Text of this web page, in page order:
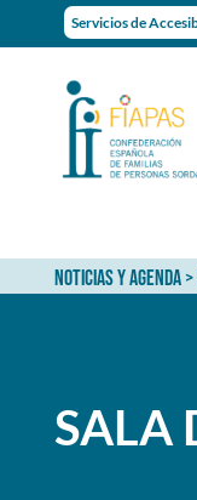
Servicios de
NOTICIAS Y AGENDA>
SALA